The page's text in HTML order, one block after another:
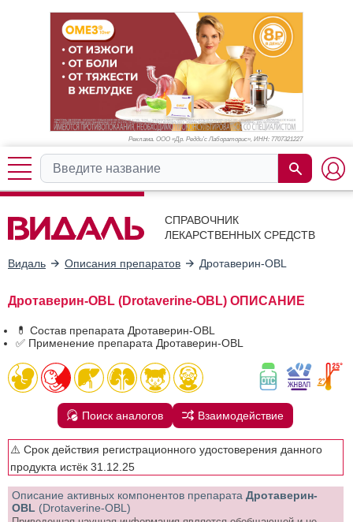
Реклама. ООО «Др. Редди’с Лабораторис», ИНН: 7707321227
СПРАВОЧНИК
ЛЕКАРСТВЕННЫХ СРЕДСТВ
Видаль Описания препаратов Дротаверин-OBL
Дротаверин-OBL (Drotaverine-OBL) ОПИСАНИЕ
💊 Состав препарата Дротаверин-OBL
✅ Применение препарата Дротаверин-OBL
Поиск аналогов Взаимодействие
⚠️ Срок действия регистрационного удостоверения данного
продукта истёк 31.12.25
Описание активных компонентов препарата Дротаверин-
OBL (Drotaverine-OBL)